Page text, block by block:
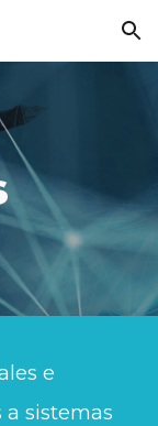
Skip to navigation
e
sistemas